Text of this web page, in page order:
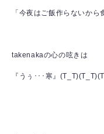
「今夜はご飯作らないから
takenakaの心の呟きは
『うぅ･･･寒』